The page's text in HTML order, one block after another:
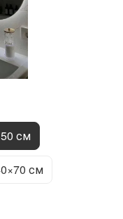
см
см